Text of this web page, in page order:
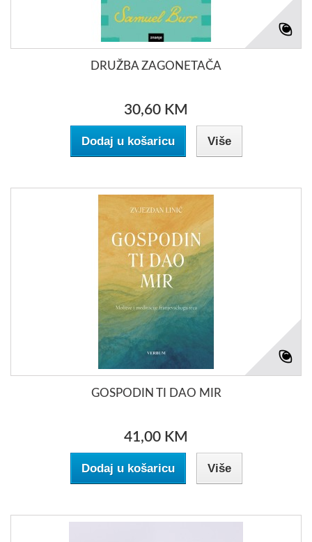
DRUŽBA ZAGONETAČA
30,60 KM
Dodaj u košaricu Više
GOSPODIN TI DAO MIR
41,00 KM
Dodaj u košaricu Više